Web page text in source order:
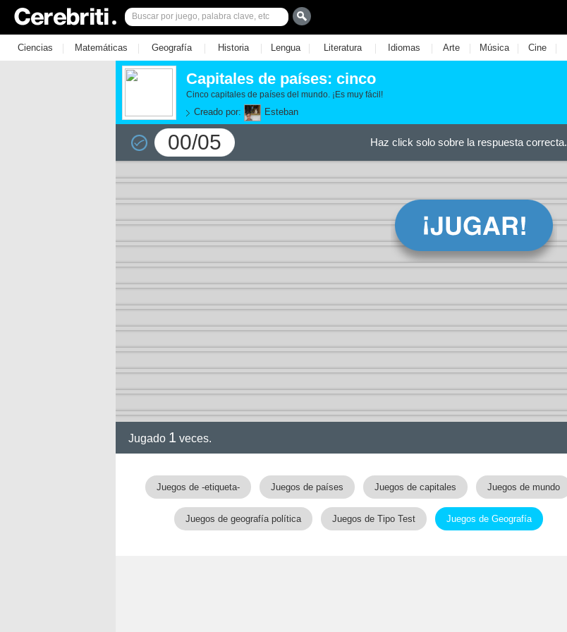
Ciencias | Matemáticas | Geografía | Historia | Lengua | Literatura | Idiomas | Arte | Música | Cine |
Capitales de países: cinco
Cinco capitales de países del mundo. ¡Es muy fácil!
Creado por: Esteban
00/05 Haz click solo sobre la respuesta correcta.
Jugado 1 veces.
Juegos de -etiqueta- Juegos de países Juegos de capitales Juegos de mundo
Juegos de geografía política Juegos de Tipo Test Juegos de Geografía